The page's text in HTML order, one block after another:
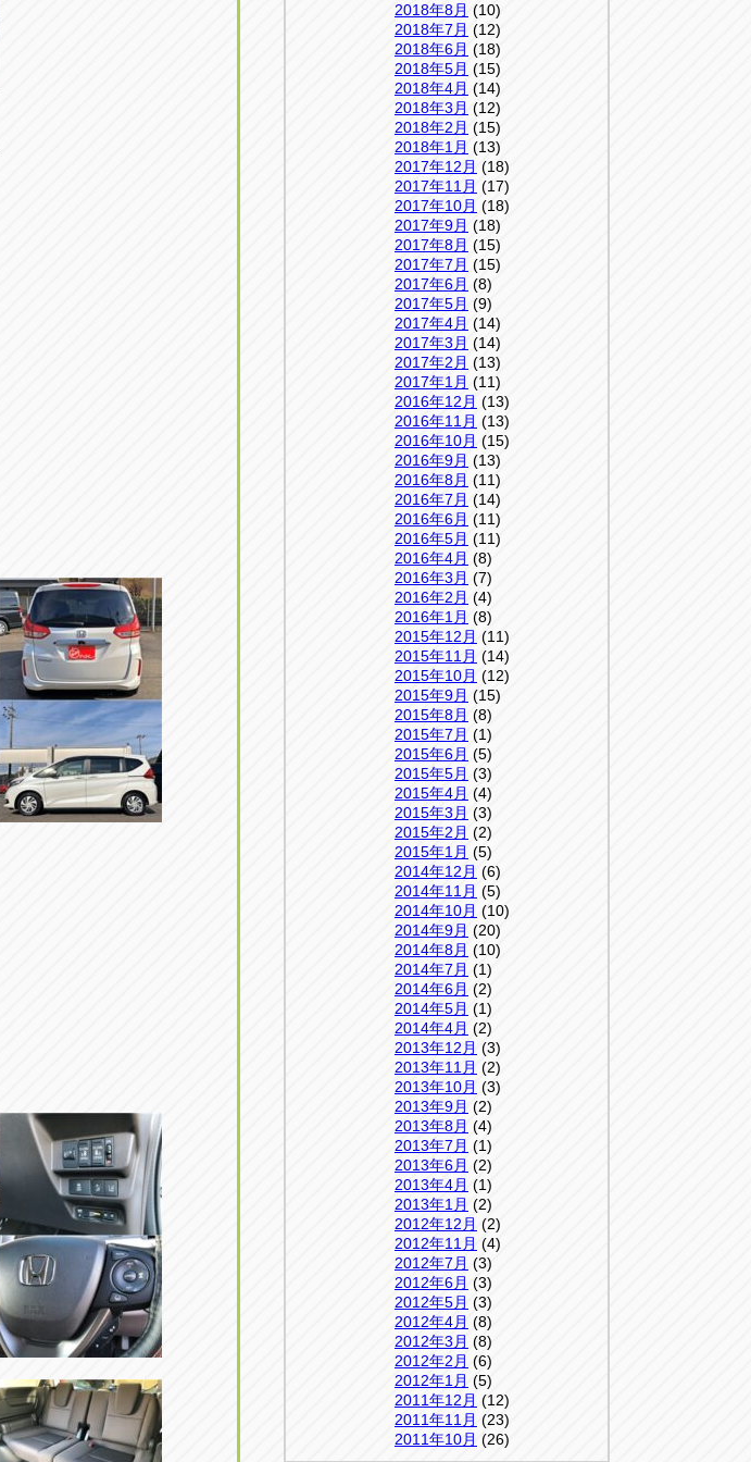
2018年8月 (10)
2018年7月 (12)
2018年6月 (18)
2018年5月 (15)
2018年4月 (14)
2018年3月 (12)
2018年2月 (15)
2018年1月 (13)
2017年12月 (18)
2017年11月 (17)
2017年10月 (18)
2017年9月 (18)
2017年8月 (15)
2017年7月 (15)
2017年6月 (8)
2017年5月 (9)
2017年4月 (14)
2017年3月 (14)
2017年2月 (13)
2017年1月 (11)
2016年12月 (13)
2016年11月 (13)
2016年10月 (15)
2016年9月 (13)
2016年8月 (11)
2016年7月 (14)
2016年6月 (11)
2016年5月 (11)
2016年4月 (8)
2016年3月 (7)
2016年2月 (4)
2016年1月 (8)
2015年12月 (11)
2015年11月 (14)
2015年10月 (12)
2015年9月 (15)
2015年8月 (8)
2015年7月 (1)
2015年6月 (5)
2015年5月 (3)
2015年4月 (4)
2015年3月 (3)
2015年2月 (2)
2015年1月 (5)
2014年12月 (6)
2014年11月 (5)
2014年10月 (10)
2014年9月 (20)
2014年8月 (10)
2014年7月 (1)
2014年6月 (2)
2014年5月 (1)
2014年4月 (2)
2013年12月 (3)
2013年11月 (2)
2013年10月 (3)
2013年9月 (2)
2013年8月 (4)
2013年7月 (1)
2013年6月 (2)
2013年4月 (1)
2013年1月 (2)
2012年12月 (2)
2012年11月 (4)
2012年7月 (3)
2012年6月 (3)
2012年5月 (3)
2012年4月 (8)
2012年3月 (8)
2012年2月 (6)
2012年1月 (5)
2011年12月 (12)
2011年11月 (23)
2011年10月 (26)